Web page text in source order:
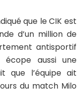
que le CIK est
d’un million de
antisportif
aussi une
que l’équipe ait
du match Milo